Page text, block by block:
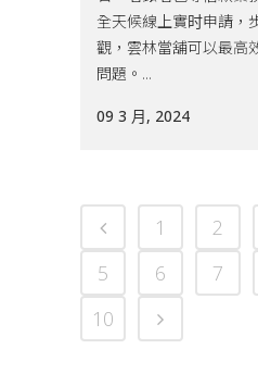
全天候線上實时申請，
觀，雲林當舖可以最高
問題。...
09 3 月, 2024
1 2
5
6 7
10